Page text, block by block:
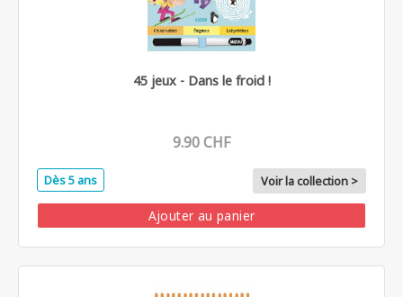
45 jeux - Dans le froid !
9.90 CHF
Dès 5 ans Voir la collection >
Ajouter au panier